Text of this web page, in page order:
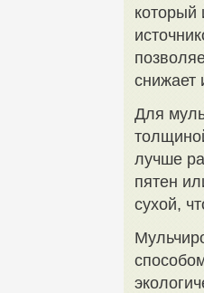
который
снижает
Для
лучше
пятен
сухой,